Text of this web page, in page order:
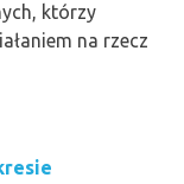
którzy
na rzecz